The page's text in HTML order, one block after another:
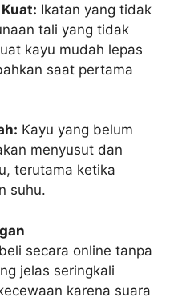
Ikatan yang tidak
tali yang tidak
kayu mudah lepas
saat pertama
Kayu yang belum
menyusut dan
terutama ketika
suhu.
secara online tanpa
jelas seringkali
karena suara